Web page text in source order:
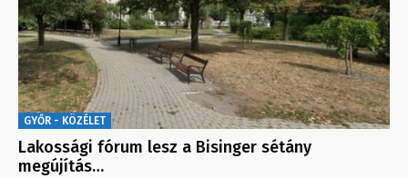
GYŐR - KÖZÉLET
Lakossági fórum lesz a Bisinger sétány
megújítás…